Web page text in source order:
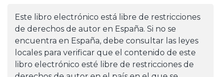
Este libro electrónico está libre de restricciones
de derechos de autor en España. Si no se
encuentra en España, debe consultar las leyes
locales para verificar que el contenido de este
libro electrónico esté libre de restricciones de